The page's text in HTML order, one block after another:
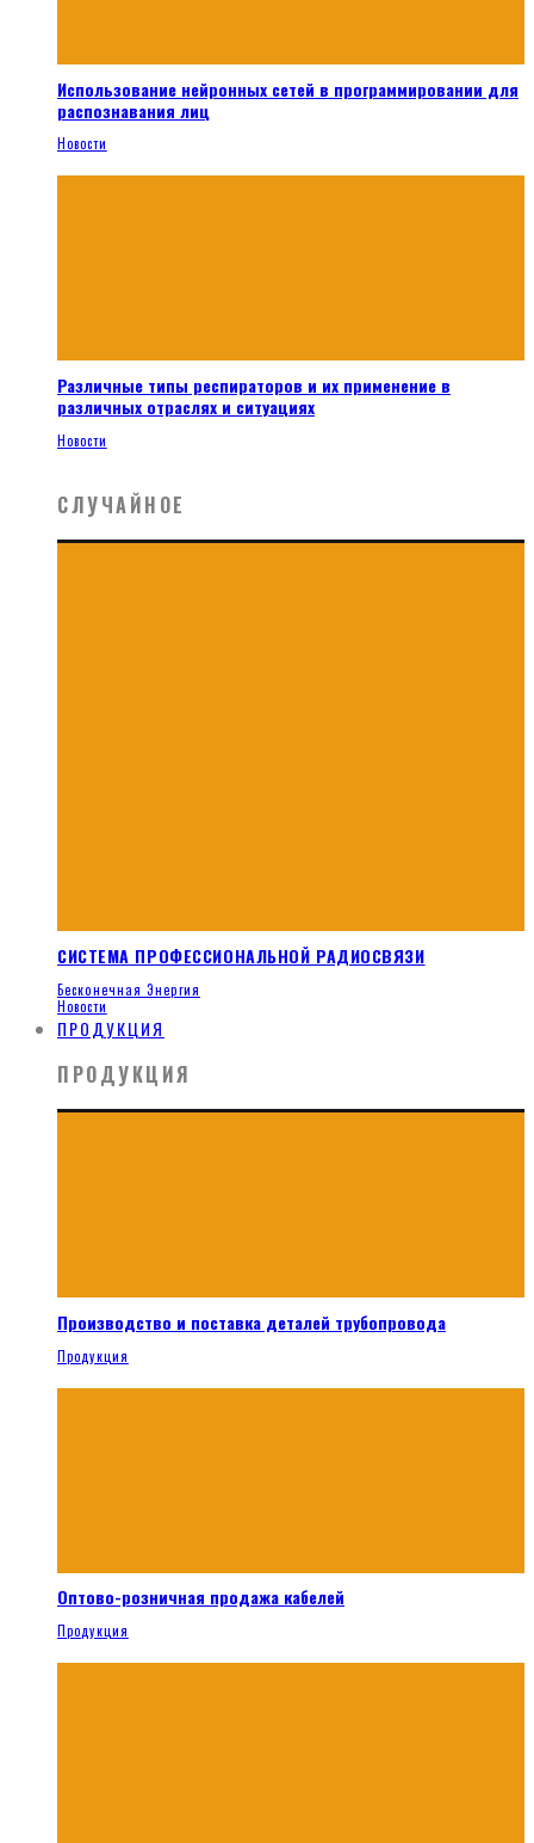
Использование нейронных сетей в программировании для
распознавания лиц
Новости
Различные типы респираторов и их применение в
различных отраслях и ситуациях
Новости
СЛУЧАЙНОЕ
СИСТЕМА ПРОФЕССИОНАЛЬНОЙ РАДИОСВЯЗИ
Бесконечная Энергия
Новости
ПРОДУКЦИЯ
ПРОДУКЦИЯ
Производство и поставка деталей трубопровода
Продукция
Оптово-розничная продажа кабелей
Продукция